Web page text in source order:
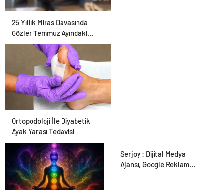
25 Yıllık Miras Davasında
Gözler Temmuz Ayındaki
Karar Duruşmasına Çevrildi
Ortopodoloji İle Diyabetik
Ayak Yarası Tedavisi
Serjoy : Dijital Medya
Ajansı, Google Reklam